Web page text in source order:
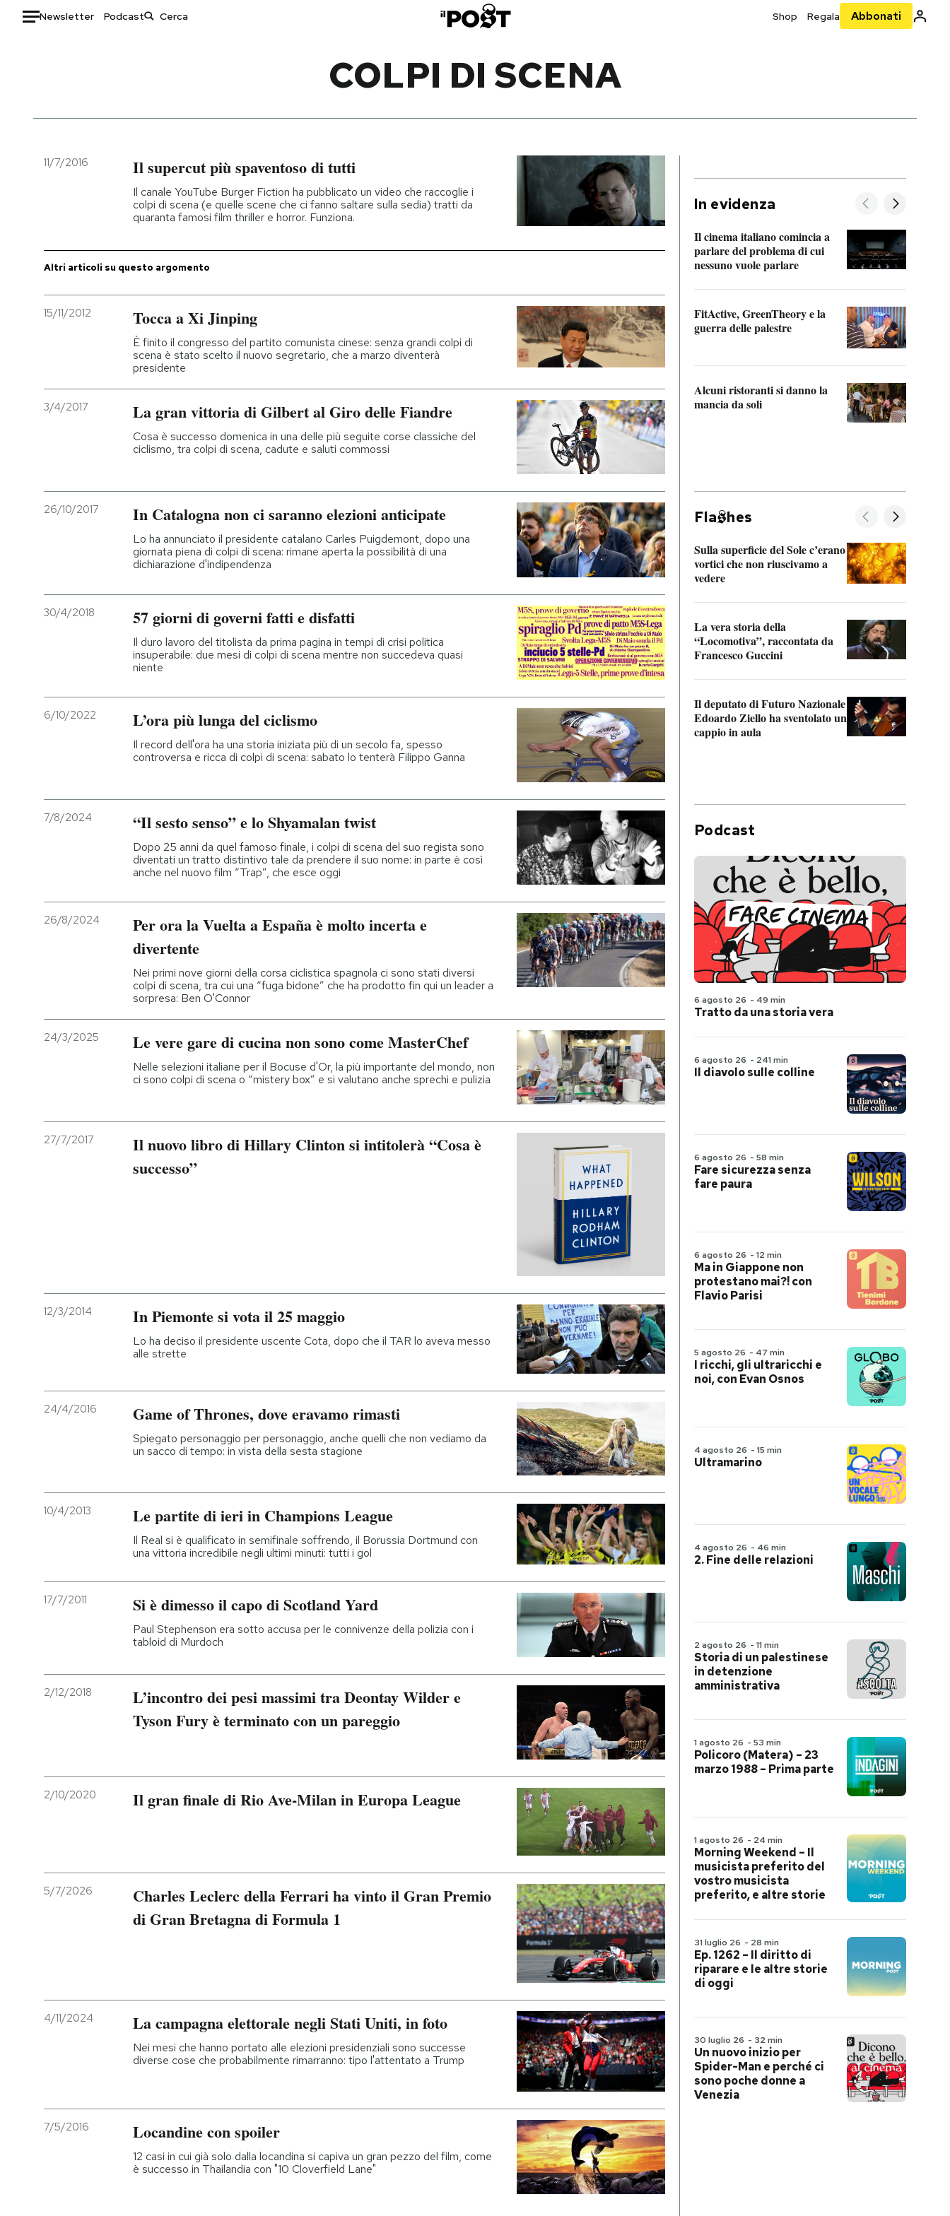
Newsletter Podcast Shop Regala Abbonati
Italia
Politica
Economia
Moda
Storie/Idee
Ok Boomer!
Media
Altrecose
NEWSLETTER
I MIEI PREFERITI
Entra
COLPI DI SCENA
11/7/2016 Il supercut più spaventoso di tutti
Il canale YouTube Burger Fiction ha pubblicato un video che raccoglie i
colpi di scena (e quelle scene che ci fanno saltare sulla sedia) tratti da
quaranta famosi film thriller e horror. Funziona.
Altri articoli su questo argomento
15/11/2012 Tocca a Xi Jinping
È finito il congresso del partito comunista cinese: senza grandi colpi di
scena è stato scelto il nuovo segretario, che a marzo diventerà
presidente
3/4/2017 La gran vittoria di Gilbert al Giro delle Fiandre
Cosa è successo domenica in una delle più seguite corse classiche del
ciclismo, tra colpi di scena, cadute e saluti commossi
26/10/2017 In Catalogna non ci saranno elezioni anticipate
Lo ha annunciato il presidente catalano Carles Puigdemont, dopo una
giornata piena di colpi di scena: rimane aperta la possibilità di una
dichiarazione d'indipendenza
30/4/2018 57 giorni di governi fatti e disfatti
Il duro lavoro del titolista da prima pagina in tempi di crisi politica
insuperabile: due mesi di colpi di scena mentre non succedeva quasi
niente
6/10/2022 L’ora più lunga del ciclismo
Il record dell'ora ha una storia iniziata più di un secolo fa, spesso
controversa e ricca di colpi di scena: sabato lo tenterà Filippo Ganna
7/8/2024 “Il sesto senso” e lo Shyamalan twist
Dopo 25 anni da quel famoso finale, i colpi di scena del suo regista sono
diventati un tratto distintivo tale da prendere il suo nome: in parte è così
anche nel nuovo film “Trap”, che esce oggi
26/8/2024
Per ora la Vuelta a España è molto incerta e
divertente
Nei primi nove giorni della corsa ciclistica spagnola ci sono stati diversi
colpi di scena, tra cui una “fuga bidone” che ha prodotto fin qui un leader a
sorpresa: Ben O'Connor
24/3/2025 Le vere gare di cucina non sono come MasterChef
Nelle selezioni italiane per il Bocuse d'Or, la più importante del mondo, non
ci sono colpi di scena o “mistery box” e si valutano anche sprechi e pulizia
27/7/2017
Il nuovo libro di Hillary Clinton si intitolerà “Cosa è
successo”
12/3/2014 In Piemonte si vota il 25 maggio
Lo ha deciso il presidente uscente Cota, dopo che il TAR lo aveva messo
alle strette
24/4/2016 Game of Thrones, dove eravamo rimasti
Spiegato personaggio per personaggio, anche quelli che non vediamo da
un sacco di tempo: in vista della sesta stagione
10/4/2013 Le partite di ieri in Champions League
Il Real si è qualificato in semifinale soffrendo, il Borussia Dortmund con
una vittoria incredibile negli ultimi minuti: tutti i gol
17/7/2011 Si è dimesso il capo di Scotland Yard
Paul Stephenson era sotto accusa per le connivenze della polizia con i
tabloid di Murdoch
2/12/2018
L’incontro dei pesi massimi tra Deontay Wilder e
Tyson Fury è terminato con un pareggio
2/10/2020 Il gran finale di Rio Ave-Milan in Europa League
5/7/2026
Charles Leclerc della Ferrari ha vinto il Gran Premio
di Gran Bretagna di Formula 1
4/11/2024 La campagna elettorale negli Stati Uniti, in foto
Nei mesi che hanno portato alle elezioni presidenziali sono successe
diverse cose che probabilmente rimarranno: tipo l'attentato a Trump
7/5/2016 Locandine con spoiler
12 casi in cui già solo dalla locandina si capiva un gran pezzo del film, come
è successo in Thailandia con "10 Cloverfield Lane"
In evidenza
Il cinema italiano comincia a
parlare del problema di cui
nessuno vuole parlare
FitActive, GreenTheory e la
guerra delle palestre
Alcuni ristoranti si danno la
mancia da soli
Fla hes
Sulla superficie del Sole c’erano
vortici che non riuscivamo a
vedere
La vera storia della
“Locomotiva”, raccontata da
Francesco Guccini
Il deputato di Futuro Nazionale
Edoardo Ziello ha sventolato un
cappio in aula
Podcast
6 agosto 26 - 49 min
Tratto da una storia vera
6 agosto 26 - 241 min
Il diavolo sulle colline
6 agosto 26 - 58 min
Fare sicurezza senza
fare paura
6 agosto 26 - 12 min
Ma in Giappone non
protestano mai?! con
Flavio Parisi
5 agosto 26 - 47 min
I ricchi, gli ultraricchi e
noi, con Evan Osnos
4 agosto 26 - 15 min
Ultramarino
4 agosto 26 - 46 min
2. Fine delle relazioni
2 agosto 26 - 11 min
Storia di un palestinese
in detenzione
amministrativa
1 agosto 26 - 53 min
Policoro (Matera) – 23
marzo 1988 – Prima parte
1 agosto 26 - 24 min
Morning Weekend – Il
musicista preferito del
vostro musicista
preferito, e altre storie
31 luglio 26 - 28 min
Ep. 1262 – Il diritto di
riparare e le altre storie
di oggi
30 luglio 26 - 32 min
Un nuovo inizio per
Spider-Man e perché ci
sono poche donne a
Venezia